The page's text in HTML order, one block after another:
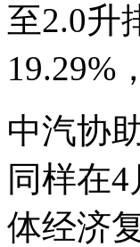
至2.0升
19.29%
中汽协
同样在
体经济